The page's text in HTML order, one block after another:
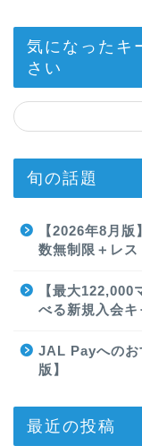
気になったキ
さい
旬の話題
【2026年8月
数無制限＋レス
【最大
べる新規入会キ
JAL Payへのお
版】
最近の投稿